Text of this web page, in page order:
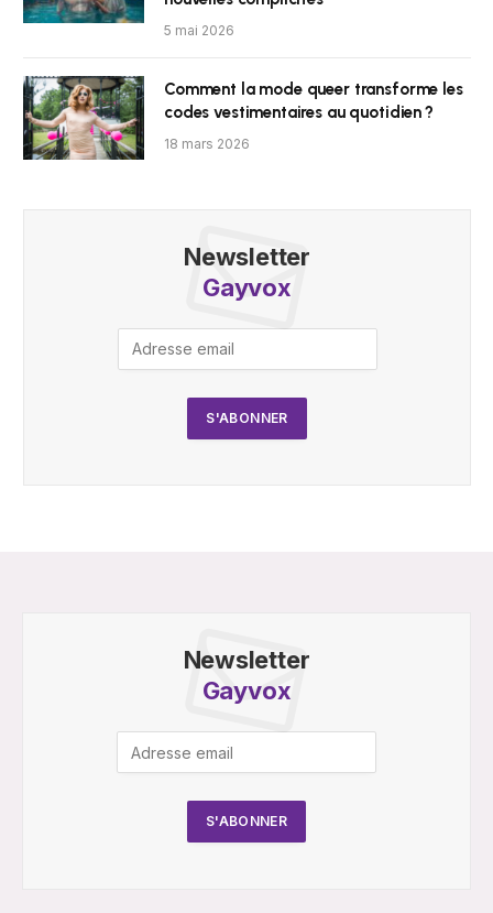
5 mai 2026
Comment la mode queer transforme les
codes vestimentaires au quotidien ?
18 mars 2026
Newsletter
Gayvox
Newsletter
Gayvox